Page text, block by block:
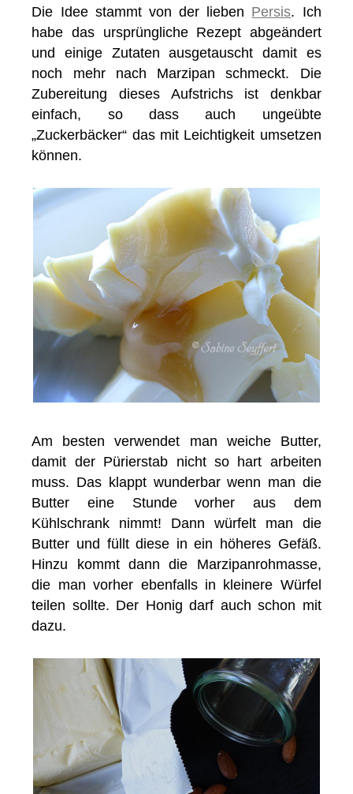
Die Idee stammt von der lieben Persis. Ich
habe das ursprüngliche Rezept abgeändert
und einige Zutaten ausgetauscht damit es
noch mehr nach Marzipan schmeckt. Die
Zubereitung dieses Aufstrichs ist denkbar
einfach, so dass auch ungeübte
„Zuckerbäcker“ das mit Leichtigkeit umsetzen
können.
Am besten verwendet man weiche Butter,
damit der Pürierstab nicht so hart arbeiten
muss. Das klappt wunderbar wenn man die
Butter eine Stunde vorher aus dem
Kühlschrank nimmt! Dann würfelt man die
Butter und füllt diese in ein höheres Gefäß.
Hinzu kommt dann die Marzipanrohmasse,
die man vorher ebenfalls in kleinere Würfel
teilen sollte. Der Honig darf auch schon mit
dazu.